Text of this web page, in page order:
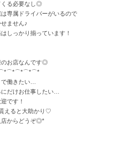
くる必要なし◎
専属ドライバーがいるので
ません♪
しっかり揃っています！
お店なんです◎
で働きたい…
だけお仕事したい…
です！
えると大助かり♡
店からどうぞ◎*